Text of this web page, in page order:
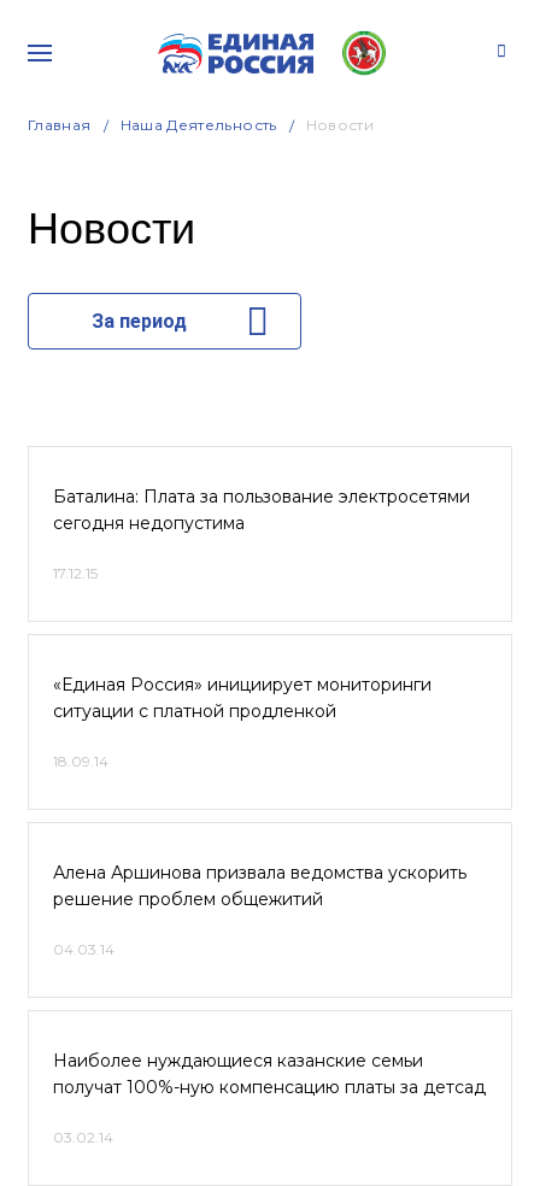
Главная Наша Деятельность Новости
Новости
За период
Баталина: Плата за пользование электросетями
сегодня недопустима
17.12.15
«Единая Россия» инициирует мониторинги
ситуации с платной продленкой
18.09.14
Алена Аршинова призвала ведомства ускорить
решение проблем общежитий
04.03.14
Наиболее нуждающиеся казанские семьи
получат 100%-ную компенсацию платы за детсад
03.02.14